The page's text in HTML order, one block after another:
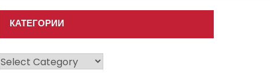
КАТЕГОРИИ
Категории